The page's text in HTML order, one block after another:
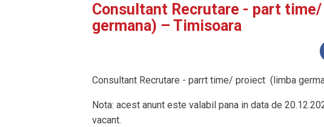
Consultant Recrutare - part
germana) – Timisoara
Consultant Recrutare - parrt time/ proiect (limba
Nota: acest anunt este valabil pana in data de
vacant.